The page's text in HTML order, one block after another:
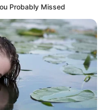
Probably Missed